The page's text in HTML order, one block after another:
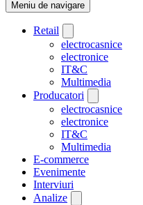
Meniu de navigare
Retail
electrocasnice
electronice
IT&C
Multimedia
Producatori
electrocasnice
electronice
IT&C
Multimedia
E-commerce
Evenimente
Interviuri
Analize